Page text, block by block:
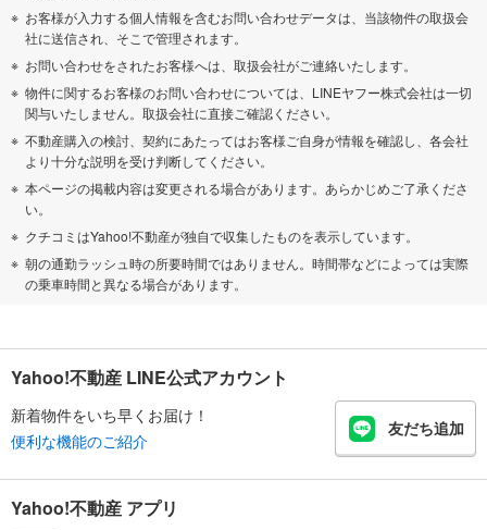
お客様が入力する個人情報を含むお問い合わせデータは、当該物件の取扱会
社に送信され、そこで管理されます。
お問い合わせをされたお客様へは、取扱会社がご連絡いたします。
物件に関するお客様のお問い合わせについては、LINEヤフー株式会社は一切
関与いたしません。取扱会社に直接ご確認ください。
不動産購入の検討、契約にあたってはお客様ご自身が情報を確認し、各会社
より十分な説明を受け判断してください。
本ページの掲載内容は変更される場合があります。あらかじめご了承くださ
い。
クチコミはYahoo!不動産が独自で収集したものを表示しています。
朝の通勤ラッシュ時の所要時間ではありません。時間帯などによっては実際
の乗車時間と異なる場合があります。
Yahoo!不動産 LINE公式アカウント
新着物件をいち早くお届け！
便利な機能のご紹介
友だち追加
Yahoo!不動産 アプリ